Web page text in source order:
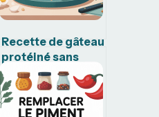
Recette de gâteau
protéiné sans
whey facile et
vraiment
gourmand